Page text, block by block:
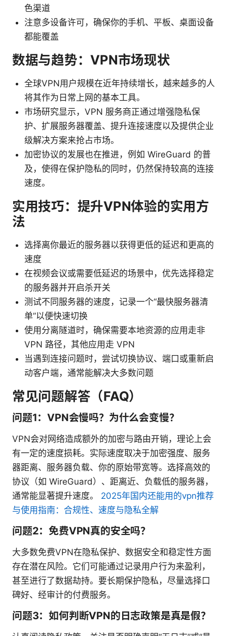
色渠道
注意多设备许可，确保你的手机、平板、桌面设备
都能覆盖
数据与趋势：VPN市场现状
全球VPN用户规模在近年持续增长，越来越多的人
将其作为日常上网的基本工具。
市场研究显示，VPN 服务商正通过增强隐私保
护、扩展服务器覆盖、提升连接速度以及提供企业
级解决方案来抢占市场。
加密协议的发展也在推进，例如 WireGuard 的普
及，使得在保护隐私的同时，仍然保持较高的连接
速度。
实用技巧：提升VPN体验的实用方
法
选择离你最近的服务器以获得更低的延迟和更高的
速度
在视频会议或需要低延迟的场景中，优先选择稳定
的服务器并开启杀开关
测试不同服务器的速度，记录一个“最快服务器清
单”以便快速切换
使用分离隧道时，确保需要本地资源的应用走非
VPN 路径，其他应用走 VPN
当遇到连接问题时，尝试切换协议、端口或重新启
动客户端，通常能解决大多数问题
常见问题解答（FAQ）
问题1：VPN会慢吗？为什么会变慢？
VPN会对网络造成额外的加密与路由开销，理论上会
有一定的速度损耗。实际速度取决于加密强度、服务
器距离、服务器负载、你的原始带宽等。选择高效的
协议（如 WireGuard）、距离近、负载低的服务器，
通常能显著提升速度。 2025年国内还能用的vpn推荐
与使用指南：合规性、速度与隐私全解
问题2：免费VPN真的安全吗？
大多数免费VPN在隐私保护、数据安全和稳定性方面
存在潜在风险。它们可能通过记录用户行为来盈利，
甚至进行了数据劫持。要长期保护隐私，尽量选择口
碑好、经审计的付费服务。
问题3：如何判断VPN的日志政策是真是假？